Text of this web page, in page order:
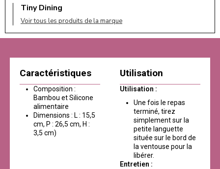
Tiny Dining
Voir tous les produits de la marque
Caractéristiques
Composition :
Bambou et Silicone
alimentaire
Dimensions : L : 15,5
cm, P : 26,5 cm, H :
3,5 cm)
Utilisation
Utilisation :
Une fois le repas
terminé, tirez
simplement sur la
petite languette
située sur le bord de
la ventouse pour la
libérer.
Entretien :